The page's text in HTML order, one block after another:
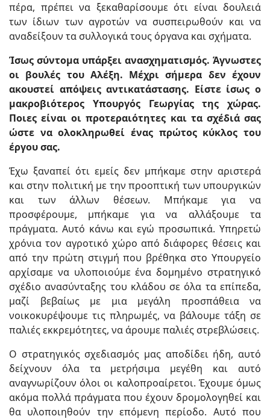
πέρα, πρέπει να ξεκαθαρίσουμε ότι είναι δουλειά
των ίδιων των αγροτών να συσπειρωθούν και να
αναδείξουν τα συλλογικά τους όργανα και σχήματα.
Ίσως σύντομα υπάρξει ανασχηματισμός. Άγνωστες
οι βουλές του Αλέξη. Μέχρι σήμερα δεν έχουν
ακουστεί απόψεις αντικατάστασης. Είστε ίσως ο
μακροβιότερος Υπουργός Γεωργίας της χώρας.
Ποιες είναι οι προτεραιότητες και τα σχέδιά σας
ώστε να ολοκληρωθεί ένας πρώτος κύκλος του
έργου σας.
Έχω ξαναπεί ότι εμείς δεν μπήκαμε στην αριστερά
και στην πολιτική με την προοπτική των υπουργικών
και των άλλων θέσεων. Μπήκαμε για να
προσφέρουμε, μπήκαμε για να αλλάξουμε τα
πράγματα. Αυτό κάνω και εγώ προσωπικά. Υπηρετώ
χρόνια τον αγροτικό χώρο από διάφορες θέσεις και
από την πρώτη στιγμή που βρέθηκα στο Υπουργείο
αρχίσαμε να υλοποιούμε ένα δομημένο στρατηγικό
σχέδιο ανασύνταξης του κλάδου σε όλα τα επίπεδα,
μαζί βεβαίως με μια μεγάλη προσπάθεια να
νοικοκυρέψουμε τις πληρωμές, να βάλουμε τάξη σε
παλιές εκκρεμότητες, να άρουμε παλιές στρεβλώσεις.
Ο στρατηγικός σχεδιασμός μας αποδίδει ήδη, αυτό
δείχνουν όλα τα μετρήσιμα μεγέθη και αυτό
αναγνωρίζουν όλοι οι καλοπροαίρετοι. Έχουμε όμως
ακόμα πολλά πράγματα που έχουν δρομολογηθεί και
θα υλοποιηθούν την επόμενη περίοδο. Αυτό που